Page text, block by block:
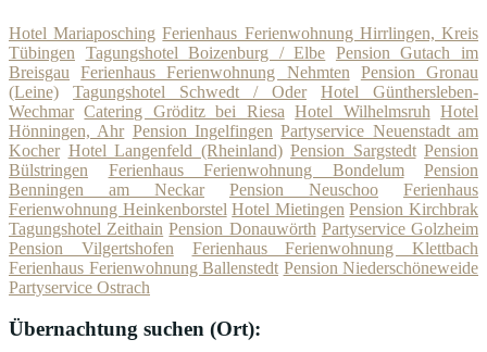
Hotel Mariaposching Ferienhaus Ferienwohnung Hirrlingen, Kreis
Tübingen
Tagungshotel Boizenburg / Elbe Pension Gutach im
Breisgau
Ferienhaus Ferienwohnung Nehmten
Pension Gronau
(Leine)
Tagungshotel Schwedt / Oder
Hotel Günthersleben-
Wechmar Catering Gröditz bei Riesa Hotel Wilhelmsruh Hotel
Hönningen, Ahr Pension Ingelfingen Partyservice Neuenstadt am
Kocher Hotel Langenfeld (Rheinland) Pension Sargstedt Pension
Bülstringen
Ferienhaus Ferienwohnung Bondelum
Pension
Benningen am Neckar
Pension Neuschoo
Ferienhaus
Ferienwohnung Heinkenborstel Hotel Mietingen Pension Kirchbrak
Tagungshotel Zeithain Pension Donauwörth Partyservice Golzheim
Pension Vilgertshofen
Ferienhaus Ferienwohnung Klettbach
Ferienhaus Ferienwohnung Ballenstedt Pension Niederschöneweide
Partyservice Ostrach
Übernachtung suchen (Ort):